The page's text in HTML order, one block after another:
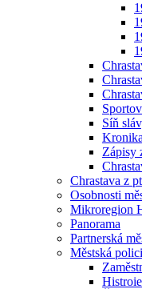
Síň
Zápisy
Chrastava z
Osobnosti
Mikroregion
Panorama
Partnerská
Městská